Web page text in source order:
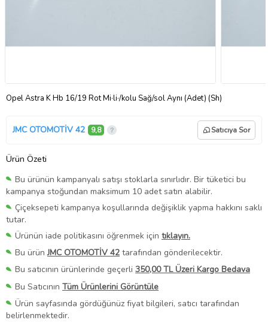
Opel Astra K Hb 16/19 Rot Mi·li·/kolu Sağ/sol Aynı (Adet) (Sh)
JMC OTOMOTİV 42 9,8 Satıcıya Sor
Ürün Özeti
Bu ürünün kampanyalı satışı stoklarla sınırlıdır. Bir tüketici bu
kampanya stoğundan maksimum 10 adet satın alabilir.
Çiçeksepeti kampanya koşullarında değişiklik yapma hakkını saklı
tutar.
Ürünün iade politikasını öğrenmek için tıklayın.
Bu ürünJMC OTOMOTİV 42 tarafından gönderilecektir.
Bu satıcının ürünlerinde geçerli 350,00 TL Üzeri Kargo Bedava
Bu Satıcının Tüm Ürünlerini Görüntüle
Ürün sayfasında gördüğünüz fiyat bilgileri, satıcı tarafından
belirlenmektedir.